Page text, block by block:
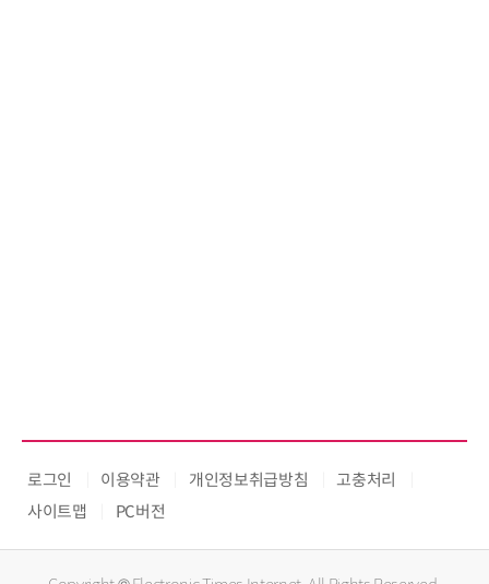
로그인 이용약관 개인정보취급방침
고충처리
사이트맵
PC버전